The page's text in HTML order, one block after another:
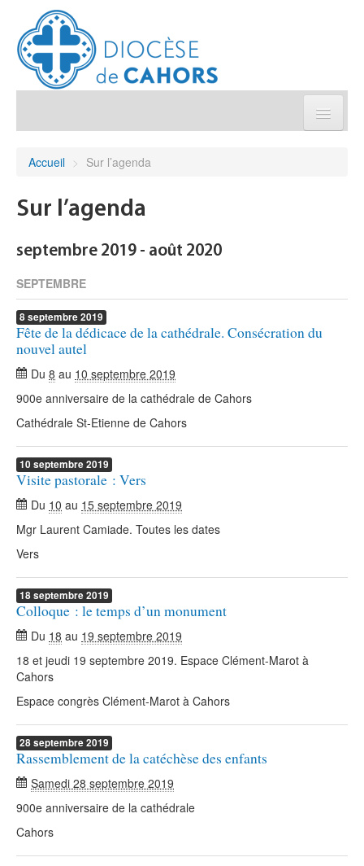
Agenda diocésain
Je donne
Accueil > Sur l’agenda
Sur l’agenda
septembre 2019 - août 2020
SEPTEMBRE
8septembre2019
Fête de la dédicace de la cathédrale. Consécration du
nouvel autel
Du 8 au 10 septembre 2019
900e anniversaire de la cathédrale de Cahors
Cathédrale St-Etienne de Cahors
10 septembre2019
Visite pastorale : Vers
Du 10 au 15 septembre 2019
Mgr Laurent Camiade. Toutes les dates
Vers
18septembre2019
Colloque : le temps d’un monument
Du 18 au 19 septembre 2019
18 et jeudi 19 septembre 2019. Espace Clément-Marot à
Cahors
Espace congrès Clément-Marot à Cahors
28septembre2019
Rassemblement de la catéchèse des enfants
Samedi 28 septembre 2019
900e anniversaire de la cathédrale
Cahors